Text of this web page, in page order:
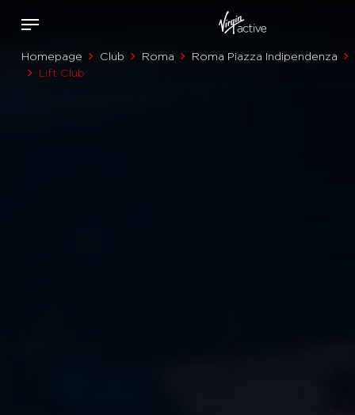
Homepage Club Roma
Roma Piazza Indipendenza
Lift Club